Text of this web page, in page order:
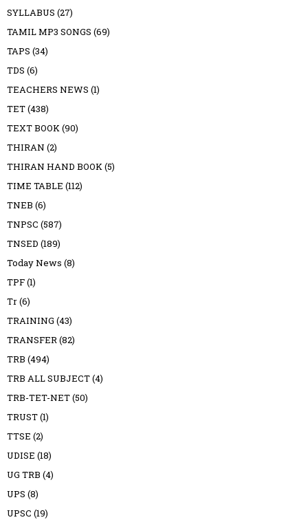
SYLLABUS (27)
TAMIL MP3 SONGS (69)
TAPS (34)
TDS (6)
TEACHERS NEWS (1)
TET(438)
TEXT BOOK(90)
THIRAN (2)
THIRAN HAND BOOK(5)
TIME TABLE (112)
TNEB (6)
TNPSC (587)
TNSED (189)
Today News (8)
TPF(1)
Tr(6)
TRAINING (43)
TRANSFER(82)
TRB (494)
TRB ALL SUBJECT(4)
TRB-TET-NET(50)
TRUST(1)
TTSE (2)
UDISE (18)
UG TRB (4)
UPS (8)
UPSC (19)